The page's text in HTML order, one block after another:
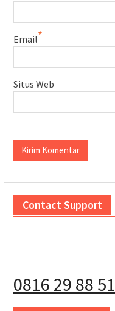
Email*
Situs Web
Contact Support
0816 29 88 51